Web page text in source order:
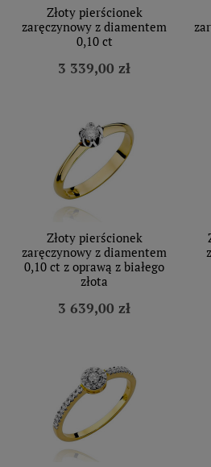
Złoty pierścionek
zaręczynowy z diamentem
0,10 ct
3 339,00 zł
Złoty pierścionek
zaręczynowy z diamentem
0,10 ct z oprawą z białego
złota
3 639,00 zł